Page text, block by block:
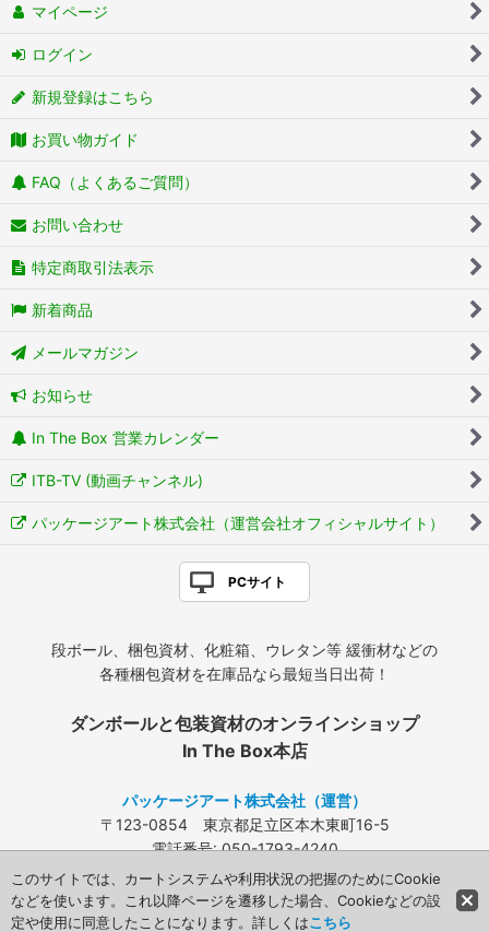
マイページ
ログイン
新規登録はこちら
お買い物ガイド
FAQ（よくあるご質問）
お問い合わせ
特定商取引法表示
新着商品
メールマガジン
お知らせ
In The Box 営業カレンダー
ITB-TV (動画チャンネル)
パッケージアート株式会社（運営会社オフィシャルサイト）
PCサイト
段ボール、梱包資材、化粧箱、ウレタン等 緩衝材などの
各種梱包資材を在庫品なら最短当日出荷！
ダンボールと包装資材のオンラインショップ
In The Box本店
パッケージアート株式会社（運営）
〒123-0854 東京都足立区本木東町16-5
電話番号: 050-1793-4240
FAX: 03-3840-4424
メールアドレス:info@packageart.co.jp
Copyright (C) 2008 Packageart. All Rights Reserved.
このサイトでは、カートシステムや利用状況の把握のためにCookie
などを使います。これ以降ページを遷移した場合、Cookieなどの設
定や使用に同意したことになります。詳しくはこちら